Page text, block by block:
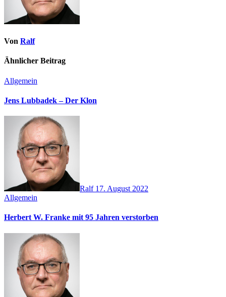
Von Ralf
Ähnlicher Beitrag
Allgemein
Jens Lubbadek – Der Klon
Ralf 17. August 2022
Allgemein
Herbert W. Franke mit 95 Jahren verstorben